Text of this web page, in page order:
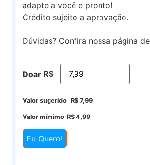
adapte a você e pronto!
Crédito sujeito a aprovação.
Dúvidas? Confira nossa página de
Doar R$
Valor sugerido R$ 7,99
Valor mímimo R$ 4,99
Eu Quero!